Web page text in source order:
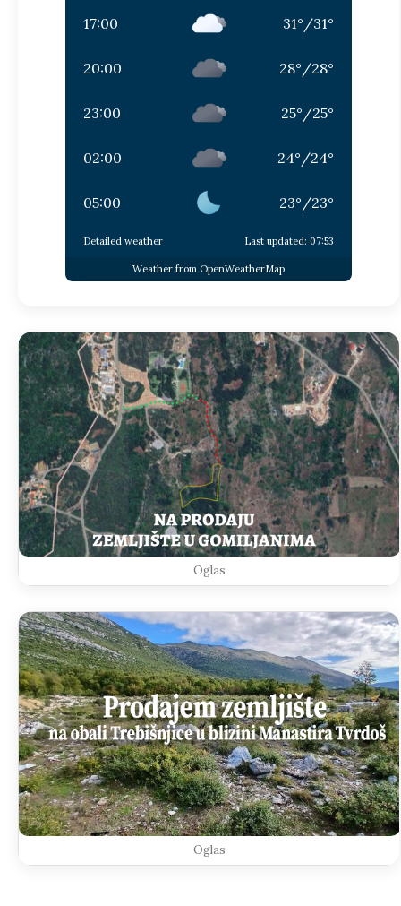
17:00 31° /31°
20:00 28° /28°
23:00 25° /25°
02:00 24° /24°
05:00 23° /23°
Detailed weather Last updated: 07:53
Weather from OpenWeatherMap
Oglas
Oglas